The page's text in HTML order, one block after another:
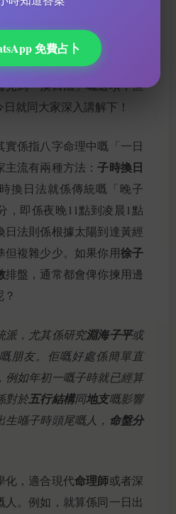
題真係好多初學 八字命盤
八字排盤或者用徐子平
見到「換日法」嘅選項，但
就同大家深入講解下！
實係指八字命理中嘅「一日
主流有兩種方法：子時換日
換日法就係傳統嘅「晚子
，即係夜晚11點到凌晨1點
日法則係根據太陽到達黃經
但複雜少少。如果你用徐子
排盤，通常都會俾你揀用邊
派，尤其係研究淵海子平或
朋友。佢嘅好處係簡單直
例如年初一嘅子時就已經算
對於五行結構同地支嘅影響
喺子時頭尾嘅人， 命盤分
化，適合現代命理師或者深
人。例如，就算係同一日出
免費占卜